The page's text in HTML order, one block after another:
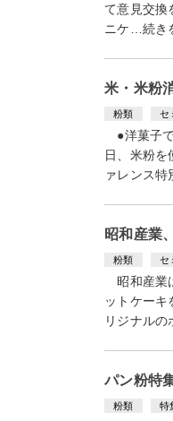
て意見交換
ニケ…続き
米・米粉
粉類 セ
●洋菓子
日、米粉を
ァレンス
昭和産業
粉類 セ
昭和産業
ットケー
リジナル
パン粉特
粉類 特